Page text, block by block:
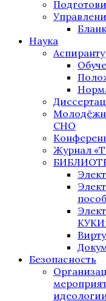
Наука
СНО
Журнал
Безопасность